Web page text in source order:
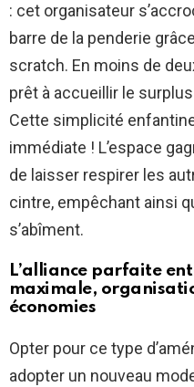
: cet organisateur
barre de la penderie
scratch. En moins de
prêt à accueillir le
Cette simplicité
immédiate ! L’espace
de laisser respirer les
cintre, empêchant ainsi
s’abîment.
L’alliance parfaite
maximale,
économies
Opter pour ce type
adopter un nouveau